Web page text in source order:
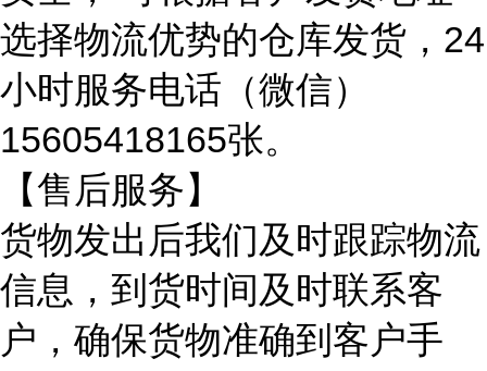
选择物流优势的仓库发货， 24
小时服务电话（微信）
15605418165张。
【售后服务】
货物发出后我们及时跟踪物流
信息，到货时间及时联系客
户，确保货物准确到客户手